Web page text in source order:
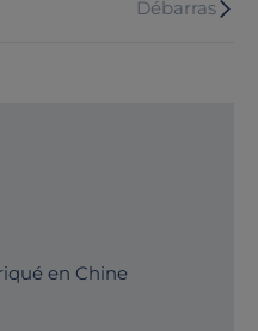
Débarras
en Chine